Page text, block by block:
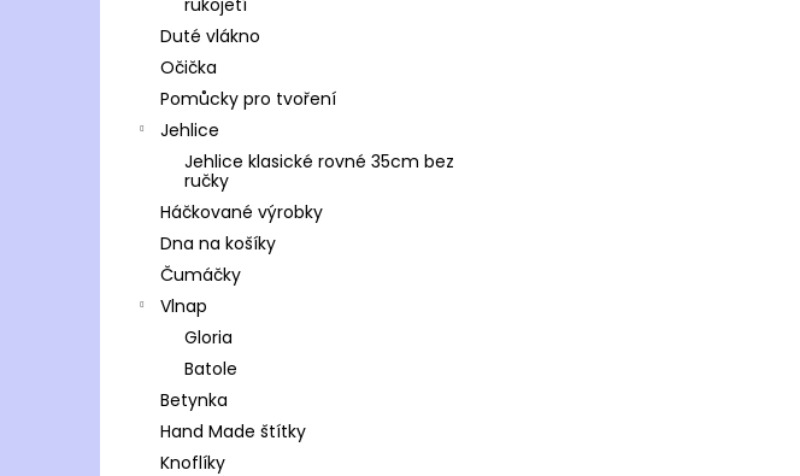
rukojetí
Duté vlákno
Očička
Pomůcky pro tvoření
Jehlice
Jehlice klasické rovné 35cm bez
ručky
Háčkované výrobky
Dna na košíky
Čumáčky
Vlnap
Gloria
Batole
Betynka
Hand Made štítky
Knoflíky